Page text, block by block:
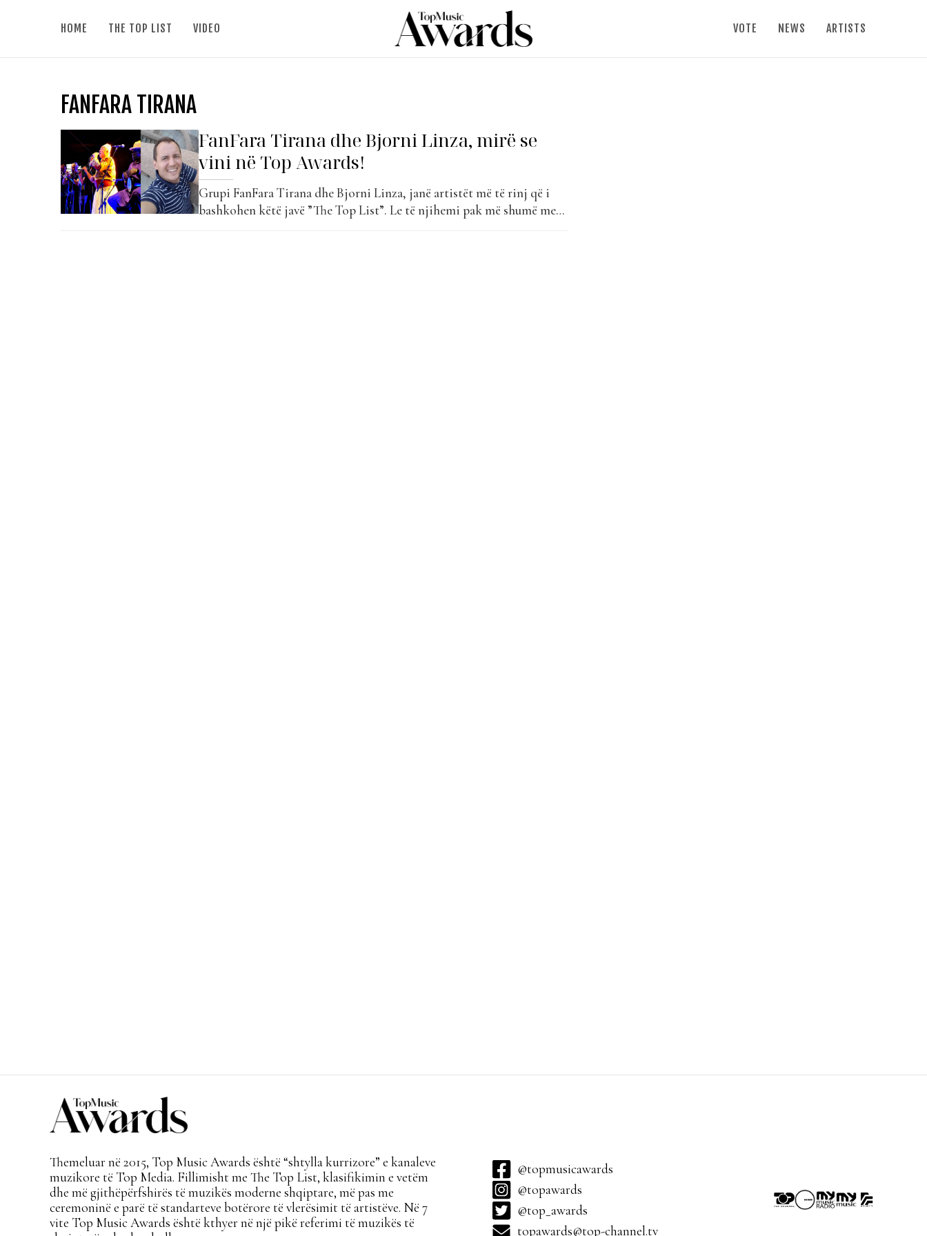
HOME THE TOP LIST VIDEO VOTE NEWS ARTISTS
FANFARA TIRANA
FanFara Tirana dhe Bjorni Linza, mirë se
vini në Top Awards!
Grupi FanFara Tirana dhe Bjorni Linza, janë artistët më të rinj që i
bashkohen këtë javë ”The Top List”. Le të njihemi pak më shumë me
Themeluar në 2015, Top Music Awards është “shtylla kurrizore” e kanaleve
muzikore të Top Media. Fillimisht me The Top List, klasifikimin e vetëm
dhe më gjithëpërfshirës të muzikës moderne shqiptare, më pas me
ceremoninë e parë të standarteve botërore të vlerësimit të artistëve. Në 7
vite Top Music Awards është kthyer në një pikë referimi të muzikës të
@topmusicawards
@topawards
@top_awards
topawards@top-channel.tv